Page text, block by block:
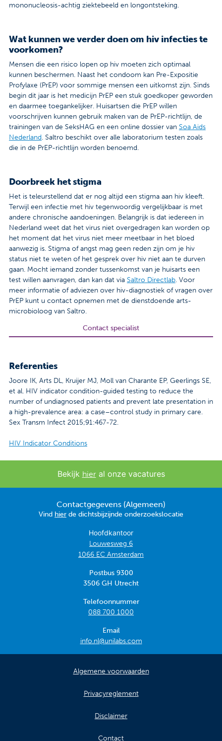
mononucleosis-achtig ziektebeeld en longontsteking.
Wat kunnen we verder doen om hiv infecties te
voorkomen?
Mensen die een risico lopen op hiv moeten zich optimaal
kunnen beschermen. Naast het condoom kan Pre-Expositie
Profylaxe (PrEP) voor sommige mensen een uitkomst zijn. Sinds
begin dit jaar is het medicijn PrEP een stuk goedkoper geworden
en daarmee toegankelijker. Huisartsen die PrEP willen
voorschrijven kunnen gebruik maken van de PrEP-richtlijn, de
trainingen van de SeksHAG en een online dossier van Soa Aids
Nederland. Saltro beschikt over alle laboratorium testen zoals
die in de PrEP-richtlijn worden benoemd.
Doorbreek het stigma
Het is teleurstellend dat er nog altijd een stigma aan hiv kleeft.
Terwijl een infectie met hiv tegenwoordig vergelijkbaar is met
andere chronische aandoeningen. Belangrijk is dat iedereen in
Nederland weet dat het virus niet overgedragen kan worden op
het moment dat het virus niet meer meetbaar in het bloed
aanwezig is. Stigma of angst mag geen reden zijn om je hiv
status niet te weten of het gesprek over hiv niet aan te durven
gaan. Mocht iemand zonder tussenkomst van je huisarts een
test willen aanvragen, dan kan dat via Saltro Directlab. Voor
meer informatie of adviezen over hiv-diagnostiek of vragen over
PrEP kunt u contact opnemen met de dienstdoende arts-
microbioloog van Saltro.
Contact specialist
Referenties
Joore IK, Arts DL, Kruijer MJ, Moll van Charante EP, Geerlings SE,
et al. HIV indicator condition-guided testing to reduce the
number of undiagnosed patients and prevent late presentation in
a high-prevalence area: a case–control study in primary care.
Sex Transm Infect 2015;91:467-72.
HIV Indicator Conditions
Bekijk hieral onze vacatures
Contactgegevens (Algemeen)
Vind hier de dichtsbijzijnde onderzoekslocatie
Hoofdkantoor
Louwesweg 6
1066 EC Amsterdam
Postbus 9300
3506 GH Utrecht
Telefoonnummer
088 700 1000
Email
info.nl@unilabs.com
Algemene voorwaarden
Privacyreglement
Disclaimer
Contact